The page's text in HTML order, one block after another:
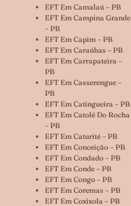
EFT Em Camalaú – PB
EFT Em Campina Grande
– PB
EFT Em Capim – PB
EFT Em Caraúbas – PB
EFT Em Carrapateira –
PB
EFT Em Casserengue –
PB
EFT Em Catingueira – PB
EFT Em Catolé Do Rocha
– PB
EFT Em Caturité – PB
EFT Em Conceição – PB
EFT Em Condado – PB
EFT Em Conde – PB
EFT Em Congo – PB
EFT Em Coremas – PB
EFT Em Coxixola – PB